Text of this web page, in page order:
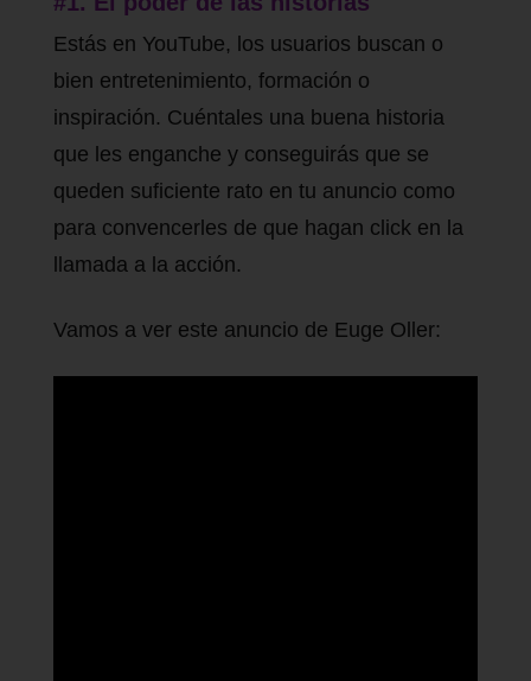
Estás en YouTube, los usuarios buscan o
bien entretenimiento, formación o
inspiración. Cuéntales una buena historia
que les enganche y conseguirás que se
queden suficiente rato en tu anuncio como
para convencerles de que hagan click en la
llamada a la acción.
Vamos a ver este anuncio de Euge Oller: